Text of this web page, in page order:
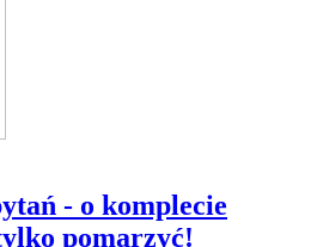
- o komplecie
pomarzyć!